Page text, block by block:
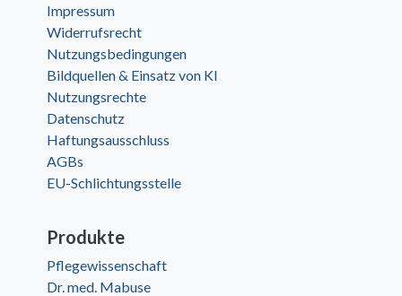
Impressum
Widerrufsrecht
Nutzungsbedingungen
Bildquellen & Einsatz von KI
Nutzungsrechte
Datenschutz
Haftungsausschluss
AGBs
EU-Schlichtungsstelle
Produkte
Pflegewissenschaft
Dr. med. Mabuse